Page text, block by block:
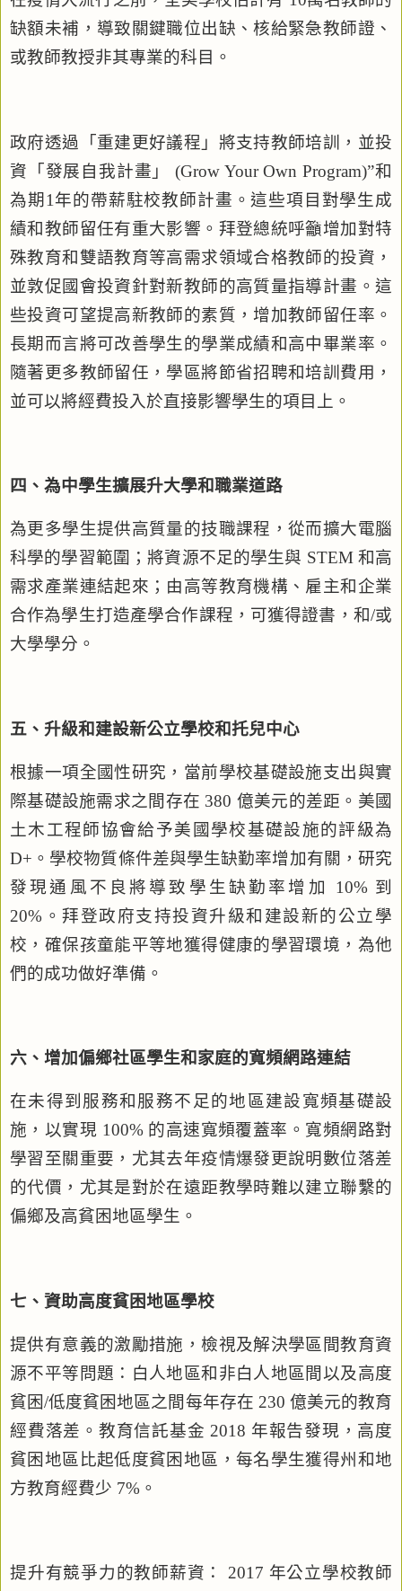
缺額未補，導致關鍵職位出缺、核給緊急教師證、
或教師教授非其專業的科目。
政府透過「重建更好議程」將支持教師培訓，並投
資「發展自我計畫」 (Grow Your Own Program)”和
為期 1 年的帶薪駐校教師計畫。這些項目對學生成
績和教師留任有重大影響。拜登總統呼籲增加對特
殊教育和雙語教育等高需求領域合格教師的投資，
並敦促國會投資針對新教師的高質量指導計畫。這
些投資可望提高新教師的素質，增加教師留任率。
長期而言將可改善學生的學業成績和高中畢業率。
隨著更多教師留任，學區將節省招聘和培訓費用，
並可以將經費投入於直接影響學生的項目上。
四、為中學生擴展升大學和職業道路
為更多學生提供高質量的技職課程，從而擴大電腦
科學的學習範圍；將資源不足的學生與 STEM 和高
需求產業連結起來；由高等教育機構、雇主和企業
合作為學生打造產學合作課程，可獲得證書，和/或
大學學分。
五、升級和建設新公立學校和托兒中心
根據一項全國性研究，當前學校基礎設施支出與實
際基礎設施需求之間存在 380 億美元的差距。美國
土木工程師協會給予美國學校基礎設施的評級為
D+ 。學校物質條件差與學生缺勤率增加有關，研究
發現通風不良將導致學生缺勤率增加 10% 到
20% 。拜登政府支持投資升級和建設新的公立學
校，確保孩童能平等地獲得健康的學習環境，為他
們的成功做好準備。
六、增加偏鄉社區學生和家庭的寬頻網路連結
在未得到服務和服務不足的地區建設寬頻基礎設
施，以實現 100% 的高速寬頻覆蓋率。寬頻網路對
學習至關重要，尤其去年疫情爆發更說明數位落差
的代價，尤其是對於在遠距教學時難以建立聯繫的
偏鄉及高貧困地區學生。
七、資助高度貧困地區學校
提供有意義的激勵措施，檢視及解決學區間教育資
源不平等問題：白人地區和非白人地區間以及高度
貧困/低度貧困地區之間每年存在 230 億美元的教育
經費落差。教育信託基金 2018 年報告發現，高度
貧困地區比起低度貧困地區，每名學生獲得州和地
方教育經費少 7% 。
提升有競爭力的教師薪資： 2017 年公立學校教師